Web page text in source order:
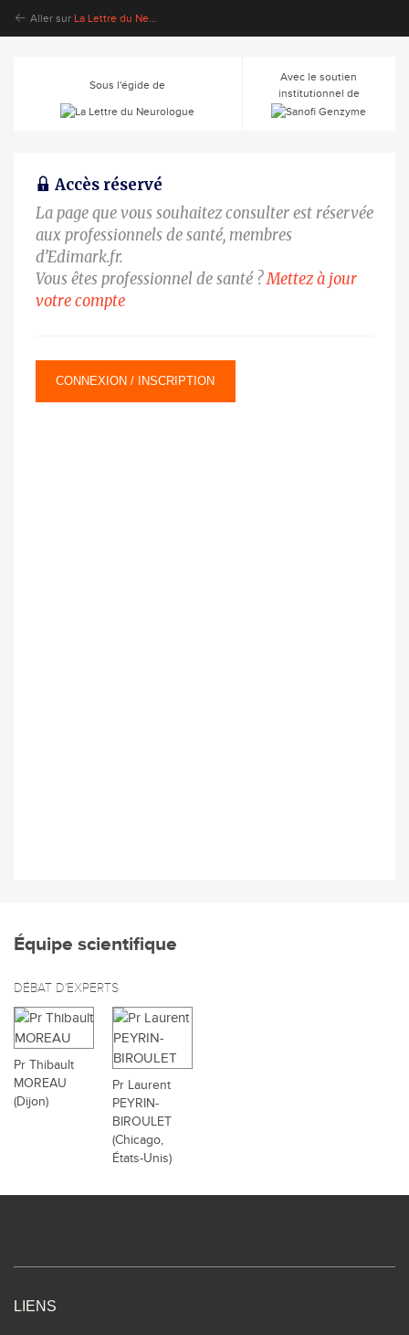
Aller sur La Lettre du Neurologue
Sous l'égide de
Avec le soutien
institutionnel de
Accès réservé
La page que vous souhaitez consulter est réservée
aux professionnels de santé, membres
d’Edimark.fr.
Vous êtes professionnel de santé ?Mettez à jour
votre compte
CONNEXION / INSCRIPTION
Équipe scientifique
DÉBAT D'EXPERTS
Pr Thibault
MOREAU
(Dijon)
Pr Laurent
PEYRIN-
BIROULET
(Chicago,
États-Unis)
LIENS